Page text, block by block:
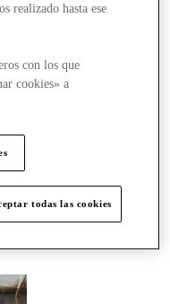
realizado hasta ese
con los que
cookies» a
todas las cookies